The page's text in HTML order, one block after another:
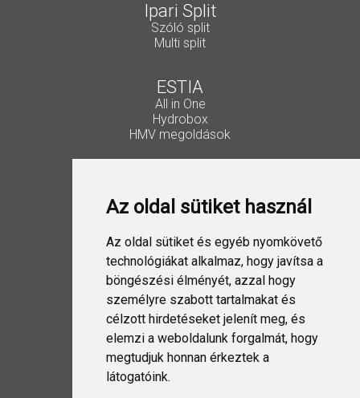
Az oldal sütiket használ
Az oldal sütiket és egyéb nyomkövető
technológiákat alkalmaz, hogy javítsa a
böngészési élményét, azzal hogy
személyre szabott tartalmakat és
célzott hirdetéseket jelenít meg, és
elemzi a weboldalunk forgalmát, hogy
megtudjuk honnan érkeztek a
látogatóink.
Ipari Split
Szóló split
Multi split
ESTIA
All in One
Hydrobox
HMV megoldások
Lakossági Split
Ipari Split
ESTIA
Szellőztetés
Folyadékhűtő
USX EDGE
Design Split